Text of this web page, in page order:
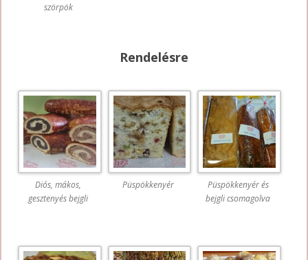
szörpök
Rendelésre
Diós, mákos,
gesztenyés bejgli
Püspökkenyér
Püspökkenyér és
bejgli csomagolva